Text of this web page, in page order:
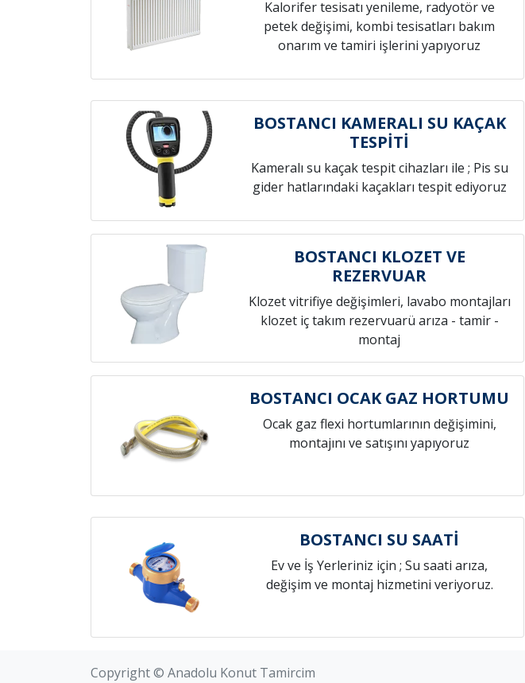
Kalorifer tesisatı yenileme, radyotör ve
petek değişimi, kombi tesisatları bakım
onarım ve tamiri işlerini yapıyoruz
BOSTANCI KAMERALI SU KAÇAK
TESPİTİ
Kameralı su kaçak tespit cihazları ile ; Pis su
gider hatlarındaki kaçakları tespit ediyoruz
BOSTANCI KLOZET VE
REZERVUAR
Klozet vitrifiye değişimleri, lavabo montajları
klozet iç takım rezervuarü arıza - tamir -
montaj
BOSTANCI OCAK GAZ HORTUMU
Ocak gaz flexi hortumlarının değişimini,
montajını ve satışını yapıyoruz
BOSTANCI SU SAATİ
Ev ve İş Yerleriniz için ; Su saati arıza,
değişim ve montaj hizmetini veriyoruz.
Copyright © Anadolu Konut Tamircim